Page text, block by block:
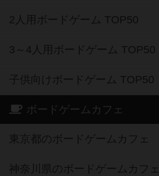
2人用ボードゲーム TOP50
3～4人用ボードゲーム TOP50
子供向けボードゲーム TOP50
ボードゲームカフェ
東京都のボードゲームカフェ
神奈川県のボードゲームカフェ